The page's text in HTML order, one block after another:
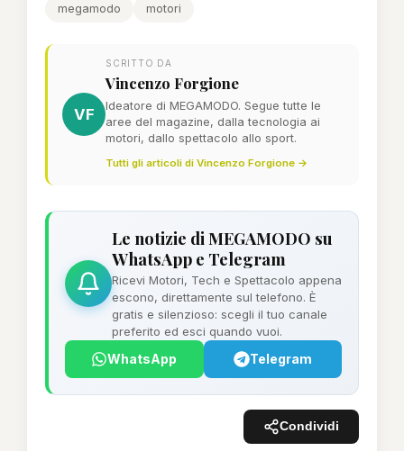
megamodo motori
VF
SCRITTO DA
Vincenzo Forgione
Ideatore di MEGAMODO. Segue tutte le
aree del magazine, dalla tecnologia ai
motori, dallo spettacolo allo sport.
Tutti gli articoli di Vincenzo Forgione →
Le notizie di MEGAMODO su
WhatsApp e Telegram
Ricevi Motori, Tech e Spettacolo appena
escono, direttamente sul telefono. È
gratis e silenzioso: scegli il tuo canale
preferito ed esci quando vuoi.
WhatsApp Telegram
Condividi